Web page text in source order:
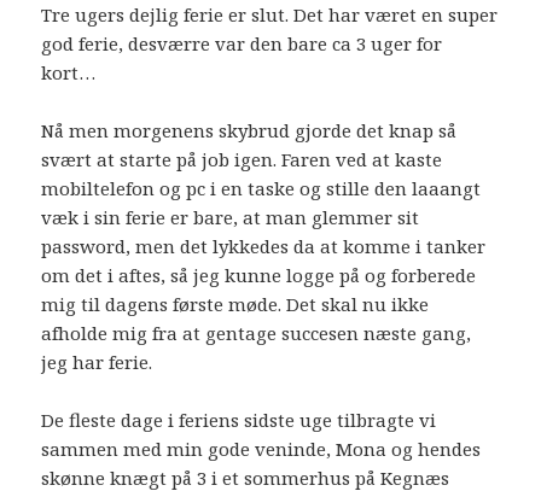
Tre ugers dejlig ferie er slut. Det har været en super
god ferie, desværre var den bare ca 3 uger for
kort…
Nå men morgenens skybrud gjorde det knap så
svært at starte på job igen. Faren ved at kaste
mobiltelefon og pc i en taske og stille den laaangt
væk i sin ferie er bare, at man glemmer sit
password, men det lykkedes da at komme i tanker
om det i aftes, så jeg kunne logge på og forberede
mig til dagens første møde. Det skal nu ikke
afholde mig fra at gentage succesen næste gang,
jeg har ferie.
De fleste dage i feriens sidste uge tilbragte vi
sammen med min gode veninde, Mona og hendes
skønne knægt på 3 i et sommerhus på Kegnæs